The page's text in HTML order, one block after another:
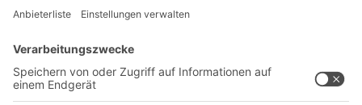
Lösungen
IntralogistiklösungenKontaktformular